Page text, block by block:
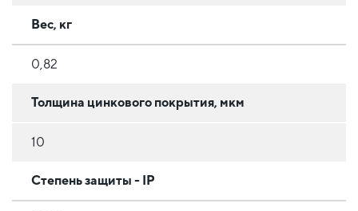
Вес, кг
0,82
Толщина цинкового покрытия, мкм
10
Степень защиты - IP